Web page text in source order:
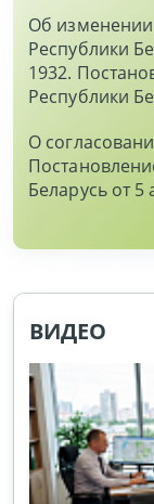
Об
Республики
1932.
Республики
О
Беларусь от 5
ВИДЕО